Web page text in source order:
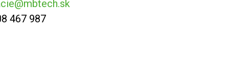
467 987